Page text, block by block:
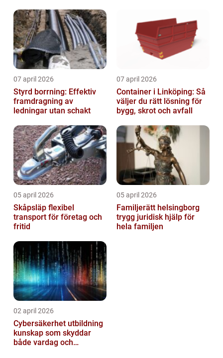
07 april 2026
Styrd borrning: Effektiv
framdragning av
ledningar utan schakt
07 april 2026
Container i Linköping: Så
väljer du rätt lösning för
bygg, skrot och avfall
05 april 2026
Skåpsläp flexibel
transport för företag och
fritid
05 april 2026
Familjerätt helsingborg
trygg juridisk hjälp för
hela familjen
02 april 2026
Cybersäkerhet utbildning
kunskap som skyddar
både vardag och